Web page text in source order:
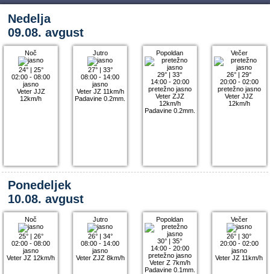
Nedelja
09.08. avgust
Noč
24°| 25°
02:00 - 08:00
jasno
Veter JJZ
12km/h
Jutro
27°| 33°
08:00 - 14:00
jasno
Veter JZ 11km/h
Padavine 0.2mm.
Popoldan
29° |33°
14:00 - 20:00
pretežno jasno
Veter ZJZ
12km/h
Padavine 0.2mm.
Večer
26° |29°
20:00 - 02:00
pretežno jasno
Veter JJZ
12km/h
Ponedeljek
10.08. avgust
Noč
25°| 26°
02:00 - 08:00
jasno
Veter JZ 12km/h
Jutro
26°| 34°
08:00 - 14:00
jasno
Veter ZJZ 8km/h
Popoldan
30° |35°
14:00 - 20:00
pretežno jasno
Veter Z 7km/h
Padavine 0.1mm.
Večer
26° |30°
20:00 - 02:00
jasno
Veter JZ 11km/h